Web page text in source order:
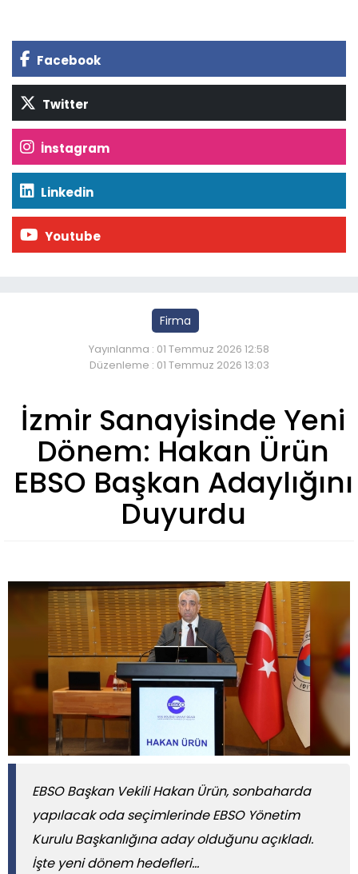
Facebook
Twitter
İnstagram
Linkedin
Youtube
Firma
Yayınlanma : 01 Temmuz 2026 12:58
Düzenleme : 01 Temmuz 2026 13:03
İzmir Sanayisinde Yeni
Dönem: Hakan Ürün
EBSO Başkan Adaylığını
Duyurdu
EBSO Başkan Vekili Hakan Ürün, sonbaharda
yapılacak oda seçimlerinde EBSO Yönetim
Kurulu Başkanlığına aday olduğunu açıkladı.
İşte yeni dönem hedefleri...